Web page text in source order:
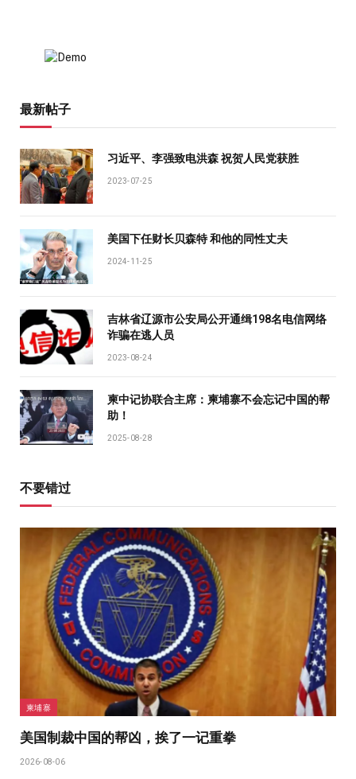
最新帖子
习近平、李强致电洪森 祝贺人民党获胜
2023-07-25
美国下任财长贝森特 和他的同性丈夫
2024-11-25
吉林省辽源市公安局公开通缉198名电信网络
诈骗在逃人员
2023-08-24
柬中记协联合主席：柬埔寨不会忘记中国的帮
助！
2025-08-28
不要错过
柬埔寨
美国制裁中国的帮凶，挨了一记重拳
2026-08-06